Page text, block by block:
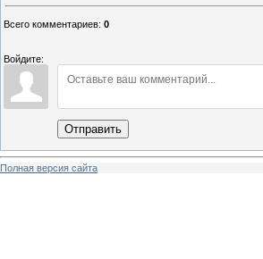
Всего комментариев: 0
Войдите:
Отправить
Полная версия сайта